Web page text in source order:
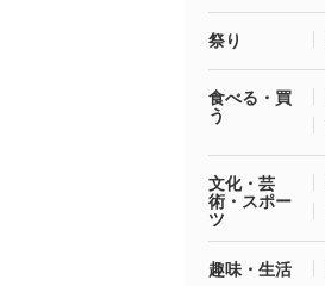
祭り
食べる・買
う
文化・芸
術・スポー
ツ
趣味・生活